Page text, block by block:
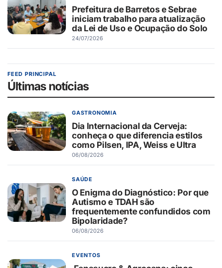
Prefeitura de Barretos e Sebrae
iniciam trabalho para atualização
da Lei de Uso e Ocupação do Solo
24/07/2026
FEED PRINCIPAL
Últimas notícias
GASTRONOMIA
Dia Internacional da Cerveja:
conheça o que diferencia estilos
como Pilsen, IPA, Weiss e Ultra
06/08/2026
SAÚDE
O Enigma do Diagnóstico: Por que
Autismo e TDAH são
frequentemente confundidos com
Bipolaridade?
06/08/2026
EVENTOS